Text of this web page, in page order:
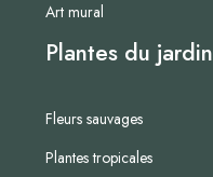
Art mural
Plantes du jardin
Fleurs sauvages
Plantes tropicales